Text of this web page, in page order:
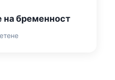
на бременност